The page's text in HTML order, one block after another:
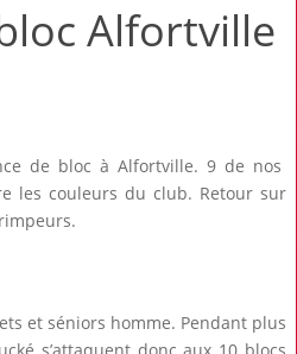
Alfortville
de bloc à Alfortville. 9 de nos
les couleurs du club. Retour sur
et séniors homme. Pendant plus